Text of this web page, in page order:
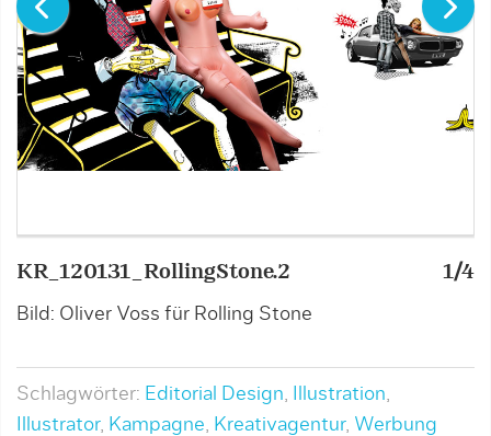
KR_120131_RollingStone.2
Bild: Oliver Voss für Rolling Stone
1/4
Schlagwörter: Editorial Design Illustration
Illustrator, Kampagne Kreativagentur, Werbung